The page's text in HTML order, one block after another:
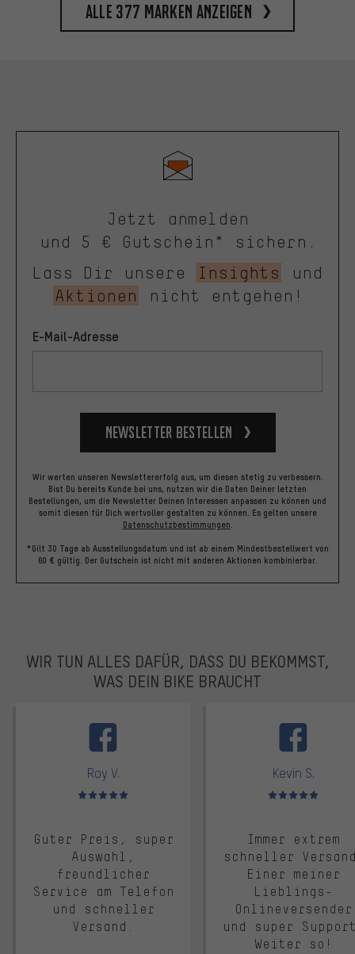
Alle 377 Marken anzeigen
Jetzt anmelden
und 5 € Gutschein* sichern.
Lass Dir unsere
Insights
und
Aktionen
nicht entgehen!
E-Mail-Adresse
Newsletter bestellen
Wir werten unseren Newslettererfolg aus, um diesen stetig zu verbessern.
Bist Du bereits Kunde bei uns, nutzen wir die Daten Deiner letzten
Bestellungen, um die Newsletter Deinen Interessen anpassen zu können und
somit diesen für Dich wertvoller gestalten zu können. Es gelten unsere
Datenschutzbestimmungen.
*Gilt 30 Tage ab Ausstellungsdatum und ist ab einem Mindestbestellwert von
60 € gültig. Der Gutschein ist nicht mit anderen Aktionen kombinierbar.
WIR TUN ALLES DAFÜR, DASS DU BEKOMMST,
WAS DEIN BIKE BRAUCHT
Roy V.
Bewertungen: 5 von 5
Guter Preis, super
Auswahl,
freundlicher
Service am Telefon
und schneller
Versand.
Kevin S.
Bewertungen: 5 von 5
Immer extrem
schneller
Einer meiner
Lieblings-
Onlineversender
und super
Weiter so!